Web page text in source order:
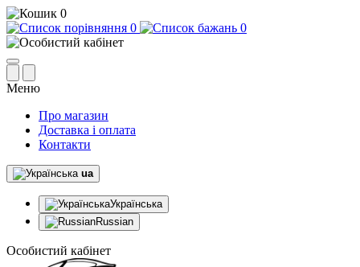
0
0
0
Меню
Про магазин
Доставка і оплата
Контакти
ua
Українська
Russian
Особистий кабінет